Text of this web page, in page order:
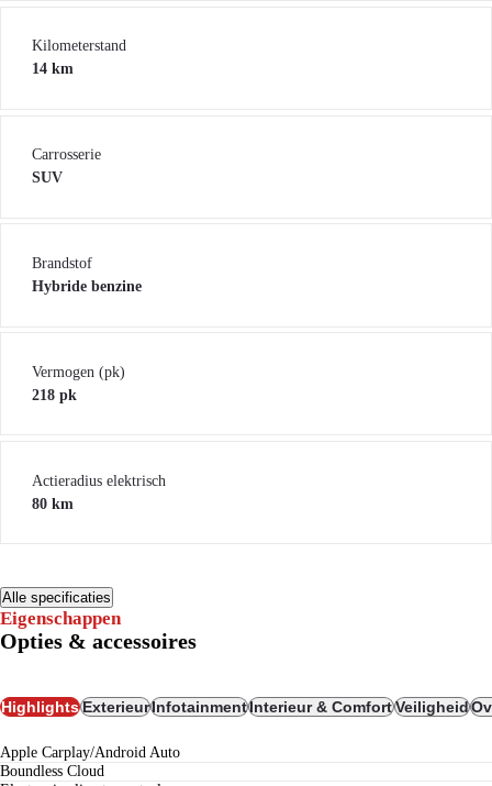
Kilometerstand
14 km
Carrosserie
SUV
Brandstof
Hybride benzine
Vermogen (pk)
218 pk
Actieradius elektrisch
80 km
Alle specificaties
Eigenschappen
Opties & accessoires
HighlightsExterieurInfotainmentInterieur & ComfortVeiligheid
Apple Carplay/Android Auto
Boundless Cloud